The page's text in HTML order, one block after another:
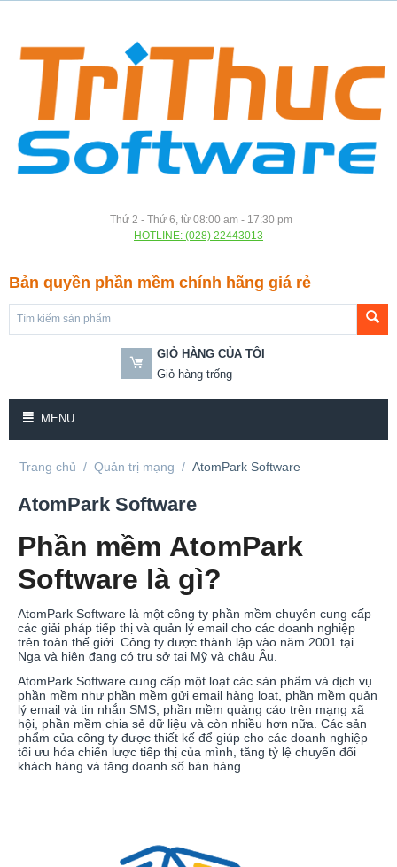
Thứ 2 - Thứ 6, từ 08:00 am - 17:30 pm
HOTLINE: (028) 22443013
Bản quyền phần mềm chính hãng giá rẻ
GIỎ HÀNG CỦA TÔI
Giỏ hàng trống
MENU
Trang chủ / Quản trị mạng / AtomPark Software
AtomPark Software
Phần mềm AtomPark
Software là gì?
AtomPark Software là một công ty phần mềm chuyên cung cấp
các giải pháp tiếp thị và quản lý email cho các doanh nghiệp
trên toàn thế giới. Công ty được thành lập vào năm 2001 tại
Nga và hiện đang có trụ sở tại Mỹ và châu Âu.
AtomPark Software cung cấp một loạt các sản phẩm và dịch vụ
phần mềm như phần mềm gửi email hàng loạt, phần mềm quản
lý email và tin nhắn SMS, phần mềm quảng cáo trên mạng xã
hội, phần mềm chia sẻ dữ liệu và còn nhiều hơn nữa. Các sản
phẩm của công ty được thiết kế để giúp cho các doanh nghiệp
tối ưu hóa chiến lược tiếp thị của mình, tăng tỷ lệ chuyển đổi
khách hàng và tăng doanh số bán hàng.